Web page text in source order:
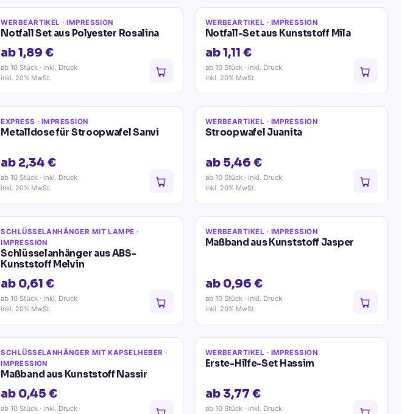
WERBEARTIKEL · IMPRESSION
Notfall Set aus Polyester Rosalina
ab 1,89 €
ab 10 Stück · inkl. Druck
inkl. 20% MwSt.
WERBEARTIKEL · IMPRESSION
Notfall-Set aus Kunststoff Mila
ab 1,11 €
ab 10 Stück· inkl. Druck
inkl. 20% MwSt.
EXPRESS · IMPRESSION
Metalldose für Stroopwafel Sanvi
ab 2,34 €
ab 10 Stück · inkl. Druck
inkl. 20% MwSt.
WERBEARTIKEL · IMPRESSION
Stroopwafel Juanita
ab 5,46 €
ab 10 Stück· inkl. Druck
inkl. 20% MwSt.
SCHLÜSSELANHÄNGER MIT LAMPE ·
IMPRESSION
Schlüsselanhänger aus ABS-
Kunststoff Melvin
ab 0,61 €
ab 10 Stück · inkl. Druck
inkl. 20% MwSt.
WERBEARTIKEL · IMPRESSION
Maßband aus Kunststoff Jasper
ab 0,96 €
ab 10 Stück· inkl. Druck
inkl. 20% MwSt.
SCHLÜSSELANHÄNGER MIT KAPSELHEBER ·
IMPRESSION
Maßband aus Kunststoff Nassir
ab 0,45 €
ab 10 Stück · inkl. Druck
WERBEARTIKEL · IMPRESSION
Erste-Hilfe-Set Hassim
ab 3,77 €
ab 10 Stück· inkl. Druck